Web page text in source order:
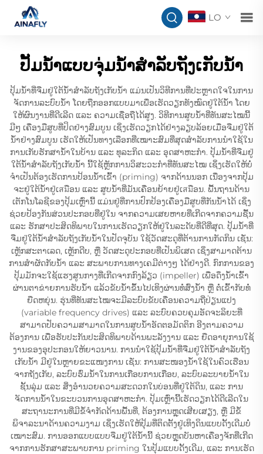
LO
ປັ້ມນ້ຳແບບຈຸ່ມນ້ຳສຳລັບຖັງເກັບນ້ຳ
ປຸ້ມນ້ຳທີ່ຈືມຢູ່ໃຕ້ນ້ຳສຳລັບຖັງເກັບນ້ຳ ແມ່ນເປັນວິທີການທີ່ປະຫຼາດໃຈໃນການ
ຈັດການລະບົບນ້ຳ ໂດຍຖືກອອກແບບມາເພື່ອເຮັດວຽກທັງໝົດຢູ່ໃຕ້ນ້ຳ ໂດຍ
ໃຫ້ຜົນງານທີ່ດີເລີດ ແລະ ຄວາມເຊື່ອຖືໄດ້ສູງ. ວິທີການສູບນ້ຳທີ່ທັນສະໄໝນີ້
ມີໆ ເຄື່ອງມືສູບທີ່ປິດຢ່າງສົມບູນ ເຊິ່ງເຮັດວຽກໄດ້ຢ່າງລຽບລ້ອຍເມື່ອຈືມຢູ່ໃຕ້
ນ້ຳຢ່າງສົມບູນ ເຮັດໃຫ້ເປັນທາງເລືອກທີ່ເໝາະສົມທີ່ສຸດສຳລັບການນຳໃຊ້ໃນ
ການເກັບຮັກສານ້ຳໃນບ້ານ ແລະ ທຸລະກິດ ແລະ ອຸດສາຫະກຳ. ປຸ້ມນ້ຳທີ່ຈືມຢູ່
ໃຕ້ນ້ຳສຳລັບຖັງເກັບນ້ຳ ນີ້ໃຊ້ຫຼັກການວິສະວະກຳທີ່ທັນສະໄໝ ເຊິ່ງເຮັດໃຫ້ບໍ່
ຈຳເປັນຕ້ອງເຮັດການປ້ອນນ້ຳເຂົ້າ (priming) ຈາກດ້ານນອກ ເນື່ອງຈາກປຸ້ມ
ຈະຢູ່ໃຕ້ນ້ຳຢູ່ເสมືອນ ແລະ ສູບນ້ຳທີ່ມັນເຄື່ອນຍ້າຍຢູ່ເสมືອນ. ພື້ນຖານດ້ານ
ເຕັກໂນໂລຊີຂອງປຸ້ມເຫຼົ່ານີ້ ແມ່ນຢູ່ທີ່ການປົກປ້ອງເຄື່ອງມືສູບທີ່ກັນນ້ຳໄດ້ ເຊິ່ງ
ຊ່ວຍປ້ອງກັນສ່ວນປະກອບທີ່ຢູ່ໃນ ຈາກຄວາມເສຍຫາຍທີ່ເກີດຈາກຄວາມຊື້ນ
ແລະ ຮັກສາປະສິດທິພາບໃນການເຮັດວຽກໃຫ້ຢູ່ໃນລະດັບທີ່ດີທີ່ສຸດ. ປຸ້ມນ້ຳທີ່
ຈືມຢູ່ໃຕ້ນ້ຳສຳລັບຖັງເກັບນ້ຳໃນປັດຈຸບັນ ໃຊ້ວັດສະດຸທີ່ຕ້ານການກັດກິນ ເຊັ່ນ:
ເຫຼັກສະຕາເລດ, ເຫຼັກດີບ, ຫຼື ວັດສະດຸປະກອບທີ່ເປັນພິເສດ ເຊິ່ງສາມາດຕ້ານ
ການສຳຜັດກັບນ້ຳ ແລະ ສະພາບການທາງເຄມີຕ່າງໆ ໄດ້ຢ່າງດີ. ກົກການຂອງ
ປຸ້ມມັກຈະໃຊ້ແຮງສູນກາງທີ່ເກີດຈາກກົງລ້ຽວ (impeller) ເພື່ອດຶງນ້ຳເຂົ້າ
ຜ່ານຕາຂ່າຍການຮັບນ້ຳ ແລ້ວຂັບນ້ຳຂຶ້ນໄປເທິງຜ່ານທໍ່ສົ່ງນ້ຳ ຫຼື ຕໍ່ເຂົ້າກັບທໍ່
ຍືດຫຍຸ່ນ. ຮຸ່ນທີ່ທັນສະໄໝຈະມີລະບົບຂັບເຄື່ອນຄວາມຖີ່ປ່ຽນແປງ
(variable frequency drives) ແລະ ລະບົບຄວບຄຸມອັດຈະລິຍະທີ່
ສາມາດປັບຄວາມສາມາດໃນການສູບນ້ຳອັດຕອມັດຕິກ ອີງຕາມຄວາມ
ຕ້ອງການ ເພື່ອຮັບປະກັນປະສິດທິພາບດ້ານພະລັງງານ ແລະ ຍືດອາຍຸການໃຊ້
ງານຂອງອຸປະກອນໃຫ້ຍາວນານ. ການນຳໃຊ້ປຸ້ມນ້ຳທີ່ຈືມຢູ່ໃຕ້ນ້ຳສຳລັບຖັງ
ເກັບນ້ຳ ມີຢູ່ໃນຫຼາຍຂະແໜງການ ເຊັ່ນ: ການສະໜອງນ້ຳໃຊ້ໃນຄົວເຮືອນ
ຈາກຖັງເກັບ, ລະບົບຮົ່ມນ້ຳໃນການເກືອບການເກືອບ, ລະບົບລະບາຍນ້ຳໃນ
ຊັ້ນລຸ່ມ ແລະ ສິ່ງອຳນວຍຄວາມສະດວກໃນບ່ອນທີ່ຢູ່ໃຕ້ດິນ, ແລະ ການ
ຈັດການນ້ຳໃນຂະບວນການອຸດສາຫະກຳ. ປຸ້ມເຫຼົ່ານີ້ເຮັດວຽກໄດ້ດີເລີດໃນ
ສະຖານະການທີ່ມີຂໍ້ຈຳກັດດ້ານພື້ນທີ່, ຕ້ອງການຫຼຸດເສີຍເສຽງ, ຫຼື ມີຂໍ້
ພິຈາລະນາດ້ານຄວາມງາມ ເຊິ່ງເຮັດໃຫ້ປຸ້ມທີ່ຕິດຕັ້ງຢູ່ເທິງດິນແບບດັ້ງເດີມບໍ່
ເໝາະສົມ. ການອອກແບບແບບຈືມຢູ່ໃຕ້ນ້ຳນີ້ ຊ່ວຍຫຼຸດບັນຫາເຄື່ອງຈັກທີ່ເກີດ
ຈາກການຮັກສາສະພາບການ priming ໃນປຸ້ມແບບດັ້ງເດີມ, ແລະ ການເຮັດ